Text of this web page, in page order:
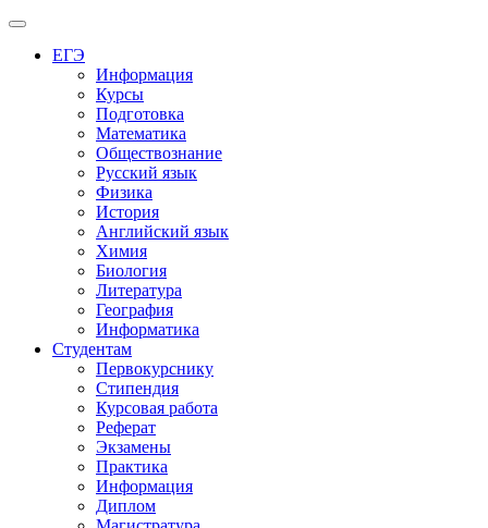
Меню
ЕГЭ
Информация
Курсы
Подготовка
Математика
Обществознание
Русский язык
Физика
История
Английский язык
Химия
Биология
Литература
География
Информатика
Студентам
Первокурснику
Стипендия
Курсовая работа
Реферат
Экзамены
Практика
Информация
Диплом